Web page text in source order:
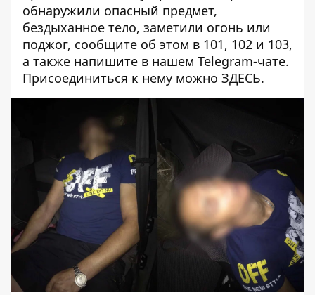
обнаружили опасный предмет,
бездыханное тело, заметили огонь или
поджог, сообщите об этом в 101, 102 и 103,
а также напишите в нашем Telegram-чате.
Присоединиться к нему можно ЗДЕСЬ.